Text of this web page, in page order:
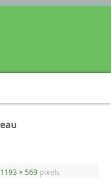
1193 × 569 pixels